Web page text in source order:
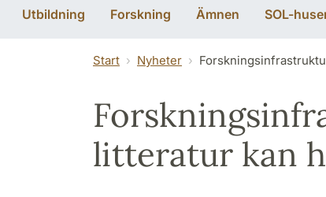
Utbildning Forskning Ämnen SOL-
Start Nyheter
litteratur kan